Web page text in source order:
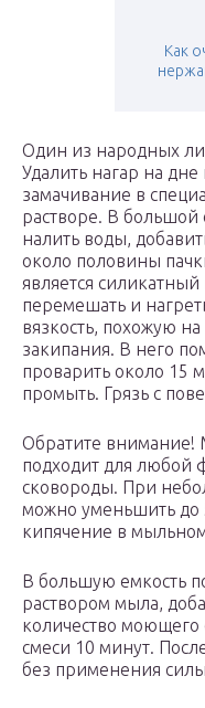
Как
Один из народных
Удалить нагар на
замачивание в
растворе. В большой
налить воды,
около половины
является
перемешать и
вязкость, похожую
закипания. В него
проварить около 15
промыть. Грязь с
Обратите внимание!
подходит для любой
сковороды. При
можно уменьшить
кипячение в
В большую емкость
раствором мыла,
количество моющего
смеси 10 минут.
без применения силы